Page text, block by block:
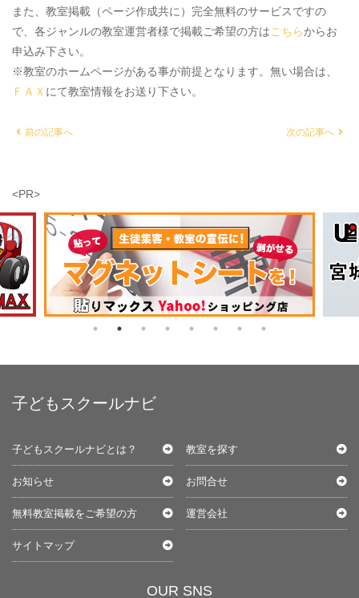
また、教室掲載（ページ作成共に）完全無料のサービスですの
で、各ジャンルの教室運営者様で掲載ご希望の方はこちらからお
申込み下さい。
※教室のホームページがある事が前提となります。無い場合は、
ＦＡＸ にて教室情報をお送り下さい。
前の記事へ 次の記事へ
<PR>
子どもスクールナビ
子どもスクールナビとは？ 教室を探す
お知らせ お問合せ
無料教室掲載をご希望の方 運営会社
サイトマップ
OUR SNS